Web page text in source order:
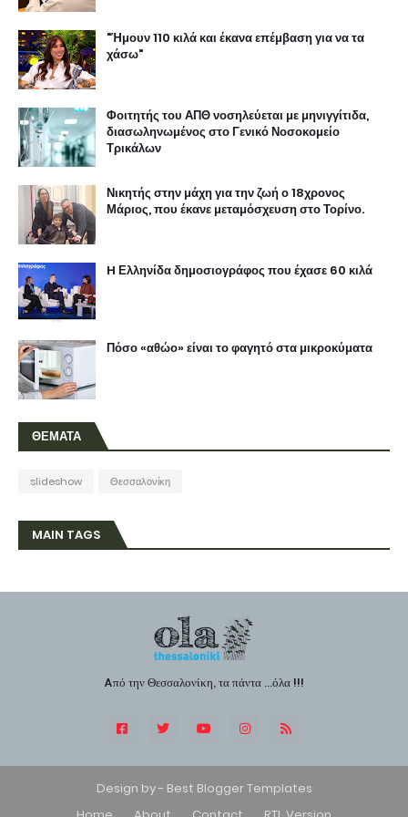
"Ήμουν 110 κιλά και έκανα επέμβαση για να τα
χάσω"
Φοιτητής του ΑΠΘ νοσηλεύεται με μηνιγγίτιδα,
διασωληνωμένος στο Γενικό Νοσοκομείο
Τρικάλων
Νικητής στην μάχη για την ζωή ο 18χρονος
Μάριος, που έκανε μεταμόσχευση στο Τορίνο.
H Ελληνίδα δημοσιογράφος που έχασε 60 κιλά
Πόσο «αθώο» είναι το φαγητό στα μικροκύματα
ΘΕΜΑΤΑ
slideshow Θεσσαλονίκη
MAIN TAGS
Aπό την Θεσσαλονίκη, τα πάντα ...όλα !!!
Design by - Best Blogger Templates